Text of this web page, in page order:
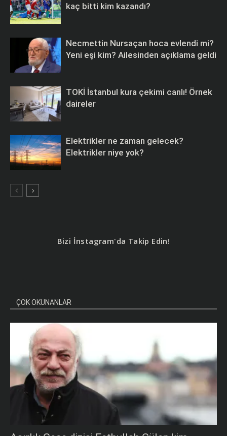
kaç bitti kim kazandı?
Necmettin Nursaçan hoca evlendi mi?
Yeni eşi kim? Ailesinden açıklama geldi
TOKİ İstanbul kura çekimi canlı! Örnek
daireler
Elektrikler ne zaman gelecek?
Elektrikler niye yok?
Bizi İnstagram'da Takip Edin!
ÇOK OKUNANLAR